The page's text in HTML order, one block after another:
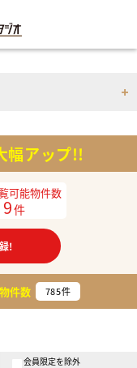
幅アップ!!
可能物件数
9件
!
件数 785件
会員限定を除外